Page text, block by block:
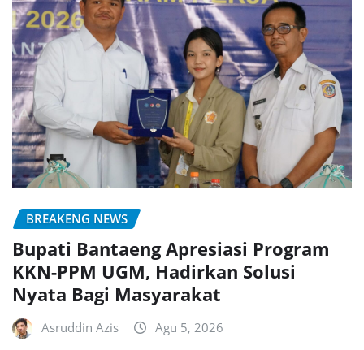
BREAKENG NEWS
Bupati Bantaeng Apresiasi Program
KKN-PPM UGM, Hadirkan Solusi
Nyata Bagi Masyarakat
Asruddin Azis Agu 5, 2026